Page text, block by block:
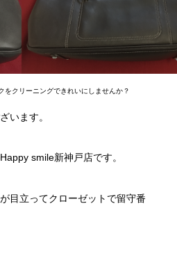
をクリーニングできれいにしませんか？
います。
smile新神戸店です。
目立ってクローゼットで留守番